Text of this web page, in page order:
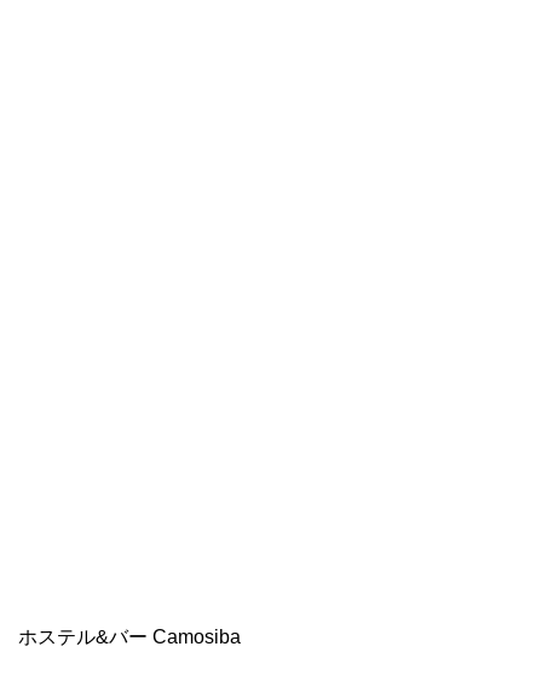
ホステル&バー Camosiba